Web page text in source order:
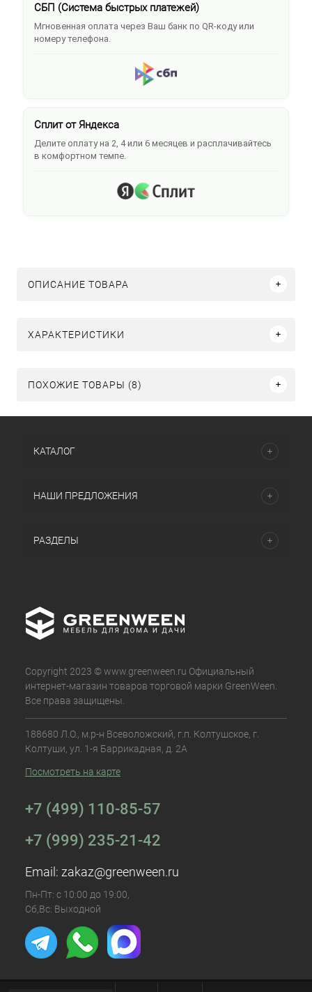
СБП (Система быстрых платежей)
Мгновенная оплата через Ваш банк по QR-коду или
номеру телефона.
Сплит от Яндекса
Делите оплату на 2, 4 или 6 месяцев и расплачивайтесь
в комфортном темпе.
ОПИСАНИЕ ТОВАРА
ХАРАКТЕРИСТИКИ
ПОХОЖИЕ ТОВАРЫ (8)
КАТАЛОГ
НАШИ ПРЕДЛОЖЕНИЯ
РАЗДЕЛЫ
Copyright 2023 © www.greenween.ru Официальный
интернет-магазин товаров торговой марки GreenWeen.
Все права защищены.
188680 Л.О., м.р-н Всеволожский, г.п. Колтушское, г.
Колтуши, ул. 1-я Баррикадная, д. 2А
Посмотреть на карте
+7 (499) 110-85-57
+7 (999) 235-21-42
Email: zakaz@greenween.ru
Пн-Пт: с 10:00 до 19:00,
Сб,Вс: Выходной